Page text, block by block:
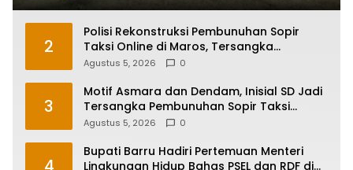
2
Polisi Rekonstruksi Pembunuhan Sopir
Taksi Online di Maros, Tersangka
Peragakan 24 Adegan
Agustus 5, 2026 0
3
Motif Asmara dan Dendam, Inisial SD Jadi
Tersangka Pembunuhan Sopir Taksi
Online di Maros
Agustus 5, 2026 0
Bupati Barru Hadiri Pertemuan Menteri
Lingkungan Hidup Bahas PSEL dan RDF di